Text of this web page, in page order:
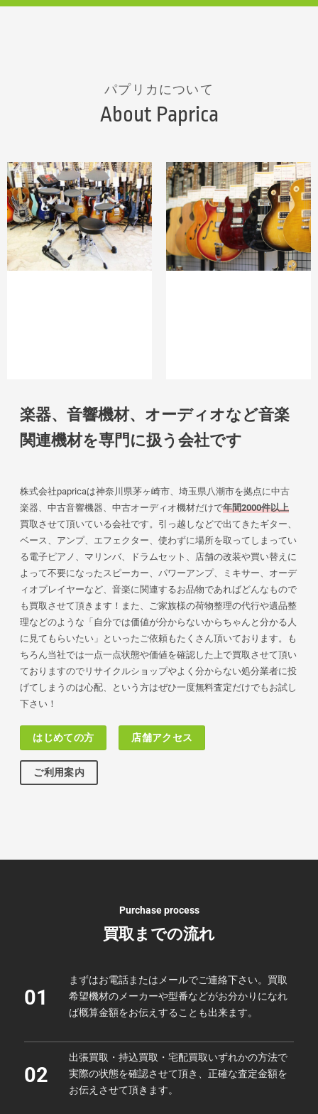
パプリカについて
About Paprica
楽器、音響機材、オーディオなど音楽
関連機材を専門に扱う会社です
株式会社papricaは神奈川県茅ヶ崎市、埼玉県八潮市を拠点に中古
楽器、中古音響機器、中古オーディオ機材だけで年間2000件以上
買取させて頂いている会社です。引っ越しなどで出てきたギター、
ベース、アンプ、エフェクター、使わずに場所を取ってしまってい
る電子ピアノ、マリンバ、ドラムセット、店舗の改装や買い替えに
よって不要になったスピーカー、パワーアンプ、ミキサー、オーデ
ィオプレイヤーなど、音楽に関連するお品物であればどんなもので
も買取させて頂きます！また、ご家族様の荷物整理の代行や遺品整
理などのような「自分では価値が分からないからちゃんと分かる人
に見てもらいたい」といったご依頼もたくさん頂いております。も
ちろん当社では一点一点状態や価値を確認した上で買取させて頂い
ておりますのでリサイクルショップやよく分からない処分業者に投
げてしまうのは心配、という方はぜひ一度無料査定だけでもお試し
下さい！
はじめての方 店舗アクセス
ご利用案内
Purchase process
買取までの流れ
01
まずはお電話またはメールでご連絡下さい。買取
希望機材のメーカーや型番などがお分かりになれ
ば概算金額をお伝えすることも出来ます。
02
出張買取・持込買取・宅配買取いずれかの方法で
実際の状態を確認させて頂き、正確な査定金額を
お伝えさせて頂きます。